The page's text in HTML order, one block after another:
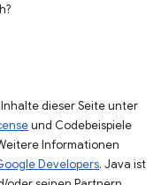
dieser Seite unter
und Codebeispiele
Informationen
Developers. Java ist